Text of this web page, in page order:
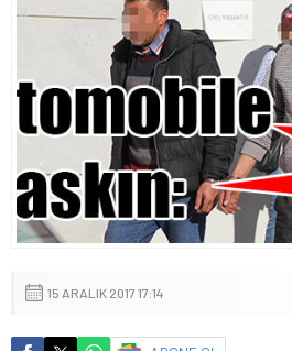
15 ARALIK 2017 17:14